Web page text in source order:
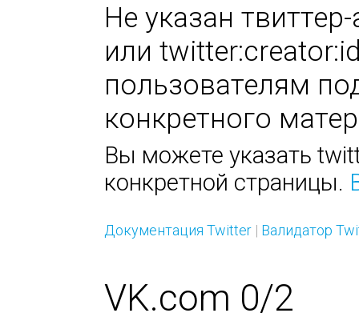
Не указан
или
пользователям
конкретного
Вы можете указать
конкретной страницы.
Документация Twitter | Валидатор
VK.com 0/2